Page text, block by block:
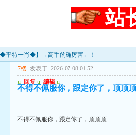
站
◆平特一肖◆】→高手的确厉害←！
7楼 发表于: 2026-07-08 01:52 ---
u 回复 u 编辑 u
不得不佩服你，跟定你了，顶顶顶
不得不佩服你，跟定你了，顶顶顶